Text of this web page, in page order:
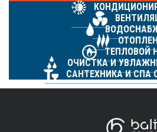
ТЕПЛОВОЙ
ОЧИСТКА И
САНТЕХНИКА И СПА